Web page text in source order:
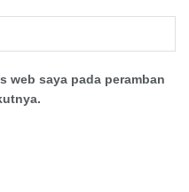
web saya pada peramban